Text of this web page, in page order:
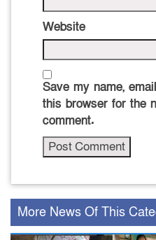
Website
Save my name,
this browser for the
comment.
More News Of This